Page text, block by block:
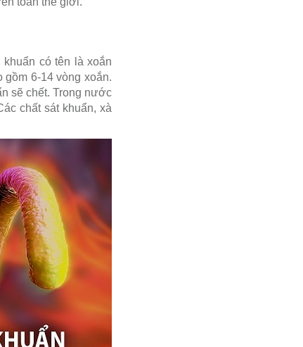
có tên là xoắn
gồm 6-14 vòng xoắn.
sẽ chết. Trong nước
chất sát khuẩn, xà